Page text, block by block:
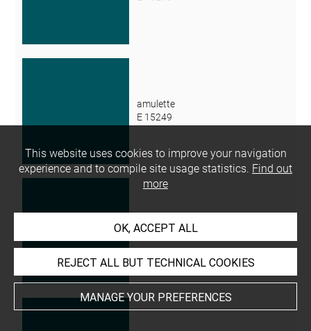
amulette
E 15249
amulette
This website uses cookies to improve your navigation
experience and to compile site usage statistics. Find out
more
OK, ACCEPT ALL
REJECT ALL BUT TECHNICAL COOKIES
MANAGE YOUR PREFERENCES